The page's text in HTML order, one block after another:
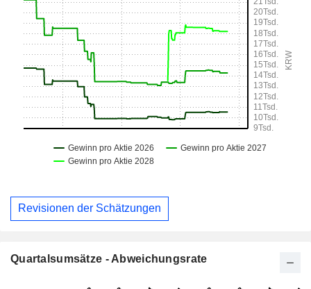
Revisionen der Schätzungen
Quartalsumsätze - Abweichungsrate